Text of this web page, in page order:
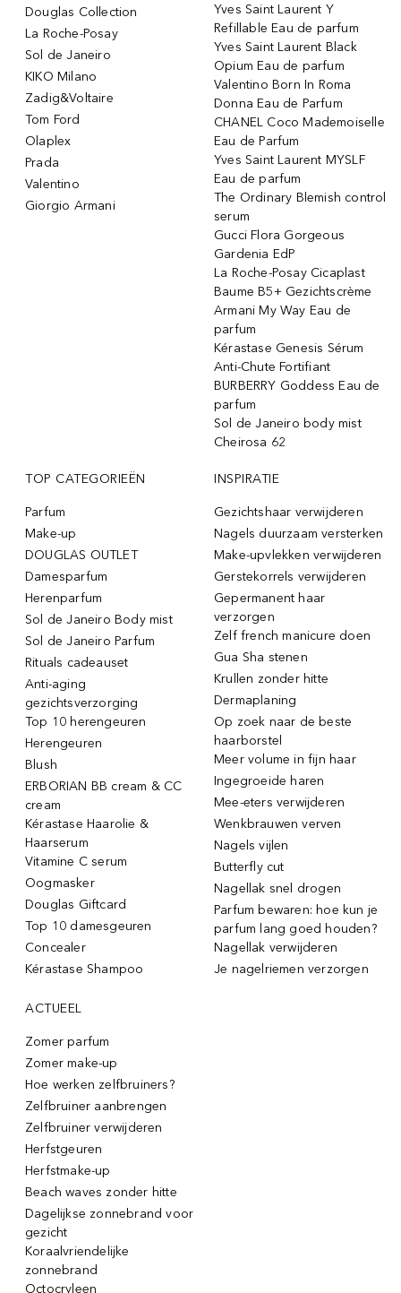
Douglas Collection
La Roche-Posay
Sol de Janeiro
KIKO Milano
Zadig&Voltaire
Tom Ford
Olaplex
Prada
Valentino
Giorgio Armani
Yves Saint Laurent Y
Refillable Eau de parfum
Yves Saint Laurent Black
Opium Eau de parfum
Valentino Born In Roma
Donna Eau de Parfum
CHANEL Coco Mademoiselle
Eau de Parfum
Yves Saint Laurent MYSLF
Eau de parfum
The Ordinary Blemish control
serum
Gucci Flora Gorgeous
Gardenia EdP
La Roche-Posay Cicaplast
Baume B5+ Gezichtscrème
Armani My Way Eau de
parfum
Kérastase Genesis Sérum
Anti-Chute Fortifiant
BURBERRY Goddess Eau de
parfum
Sol de Janeiro body mist
Cheirosa 62
TOP CATEGORIEËN
Parfum
Make-up
DOUGLAS OUTLET
Damesparfum
Herenparfum
Sol de Janeiro Body mist
Sol de Janeiro Parfum
Rituals cadeauset
Anti-aging
gezichtsverzorging
Top 10 herengeuren
Herengeuren
Blush
ERBORIAN BB cream & CC
cream
Kérastase Haarolie &
Haarserum
Vitamine C serum
Oogmasker
Douglas Giftcard
Top 10 damesgeuren
Concealer
Kérastase Shampoo
INSPIRATIE
Gezichtshaar verwijderen
Nagels duurzaam versterken
Make-upvlekken verwijderen
Gerstekorrels verwijderen
Gepermanent haar
verzorgen
Zelf french manicure doen
Gua Sha stenen
Krullen zonder hitte
Dermaplaning
Op zoek naar de beste
haarborstel
Meer volume in fijn haar
Ingegroeide haren
Mee-eters verwijderen
Wenkbrauwen verven
Nagels vijlen
Butterfly cut
Nagellak snel drogen
Parfum bewaren: hoe kun je
parfum lang goed houden?
Nagellak verwijderen
Je nagelriemen verzorgen
ACTUEEL
Zomer parfum
Zomer make-up
Hoe werken zelfbruiners?
Zelfbruiner aanbrengen
Zelfbruiner verwijderen
Herfstgeuren
Herfstmake-up
Beach waves zonder hitte
Dagelijkse zonnebrand voor
gezicht
Koraalvriendelijke
zonnebrand
Octocryleen